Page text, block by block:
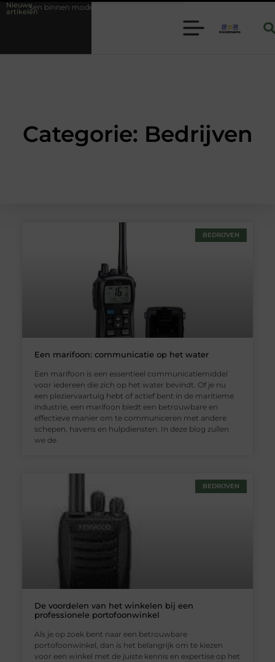
Nieuwe
artikelen
folie techniek Financiële voorsprong voor jouw mkb-bedrijf
Categorie: Bedrijven
BEDRIJVEN
Een marifoon: communicatie op het water
Een marifoon is een essentieel communicatiemiddel
voor iedereen die zich op het water bevindt. Of je nu
een pleziervaartuig hebt of actief bent in de maritieme
industrie, een marifoon biedt een betrouwbare en
effectieve manier om te communiceren met andere
schepen, havens en hulpdiensten. In deze blog zullen
we de
BEDRIJVEN
De voordelen van het winkelen bij een
professionele portofoonwinkel
Als je op zoek bent naar een betrouwbare
portofoonwinkel, dan is het belangrijk om te kiezen
voor een winkel met de juiste kennis en expertise op het